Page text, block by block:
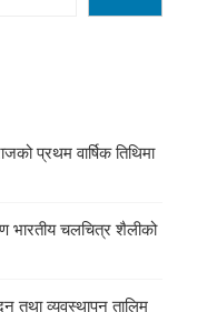
प्रथम वार्षिक तिथिमा
भारतीय चलचित्र शैलीको
तथा व्यवस्थापन तालिम